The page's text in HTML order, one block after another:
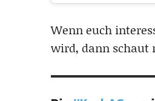
Wenn euch
wird, dann schaut